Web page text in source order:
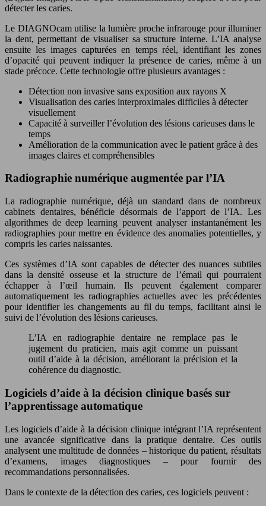
détecter les caries.
Le DIAGNOcam utilise la lumière proche infrarouge pour illuminer
la dent, permettant de visualiser sa structure interne. L’IA analyse
ensuite les images capturées en temps réel, identifiant les zones
d’opacité qui peuvent indiquer la présence de caries, même à un
stade précoce. Cette technologie offre plusieurs avantages :
Détection non invasive sans exposition aux rayons X
Visualisation des caries interproximales difficiles à détecter
visuellement
Capacité à surveiller l’évolution des lésions carieuses dans le
temps
Amélioration de la communication avec le patient grâce à des
images claires et compréhensibles
Radiographie numérique augmentée par l’IA
La radiographie numérique, déjà un standard dans de nombreux
cabinets dentaires, bénéficie désormais de l’apport de l’IA. Les
algorithmes de deep learning peuvent analyser instantanément les
radiographies pour mettre en évidence des anomalies potentielles, y
compris les caries naissantes.
Ces systèmes d’IA sont capables de détecter des nuances subtiles
dans la densité osseuse et la structure de l’émail qui pourraient
échapper à l’œil humain. Ils peuvent également comparer
automatiquement les radiographies actuelles avec les précédentes
pour identifier les changements au fil du temps, facilitant ainsi le
suivi de l’évolution des lésions carieuses.
L’IA en radiographie dentaire ne remplace pas le
jugement du praticien, mais agit comme un puissant
outil d’aide à la décision, améliorant la précision et la
cohérence du diagnostic.
Logiciels d’aide à la décision clinique basés sur
l’apprentissage automatique
Les logiciels d’aide à la décision clinique intégrant l’IA représentent
une avancée significative dans la pratique dentaire. Ces outils
analysent une multitude de données – historique du patient, résultats
d’examens, images diagnostiques – pour fournir des
recommandations personnalisées.
Dans le contexte de la détection des caries, ces logiciels peuvent :